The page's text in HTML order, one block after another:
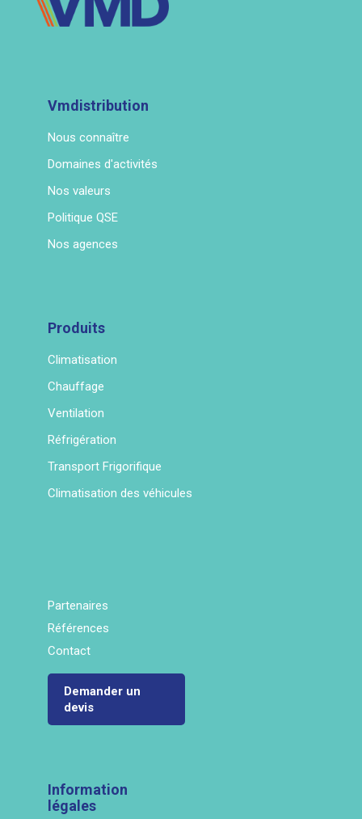
Vmdistribution
Nous connaître
Domaines d'activités
Nos valeurs
Politique QSE
Nos agences
Produits
Climatisation
Chauffage
Ventilation
Réfrigération
Transport Frigorifique
Climatisation des véhicules
Partenaires
Références
Contact
Demander un
devis
Information
légales